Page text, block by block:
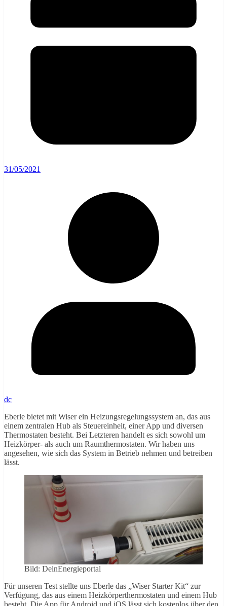
31/05/2021
dc
Eberle bietet mit Wiser ein Heizungsregelungssystem an, das aus
einem zentralen Hub als Steuereinheit, einer App und diversen
Thermostaten besteht. Bei Letzteren handelt es sich sowohl um
Heizkörper- als auch um Raumthermostaten. Wir haben uns
angesehen, wie sich das System in Betrieb nehmen und betreiben
lässt.
Bild: DeinEnergieportal
Für unseren Test stellte uns Eberle das „Wiser Starter Kit“ zur
Verfügung, das aus einem Heizkörperthermostaten und einem Hub